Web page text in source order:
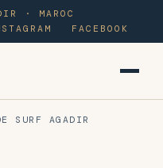
· MAROC
FACEBOOK
SURF AGADIR